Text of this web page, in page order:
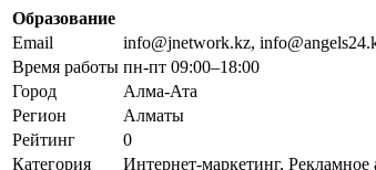
Образование
Email
info@jnetwork.kz,
Время работы пн-пт 09:00–18:00
Город
Алма-Ата
Регион
Алматы
Рейтинг
0
Категория
Интернет-маркетинг, Рекламное